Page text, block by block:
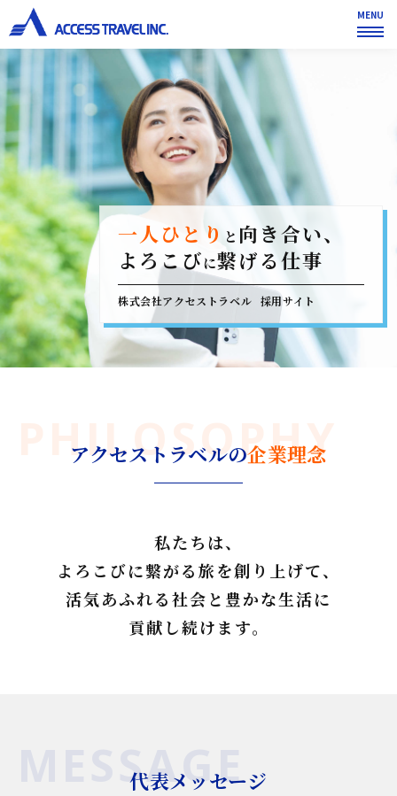
MENU
一人ひとり と 向き合い、
よろこびに繋げる仕事
株式会社アクセストラベル 採用サイト
PHILOSOPHY
アクセストラベルの企業理念
私たちは、
よろこびに繋がる旅を創り上げて、
活気あふれる社会と豊かな生活に
貢献し続けます。
MESSAGE
代表メッセージ